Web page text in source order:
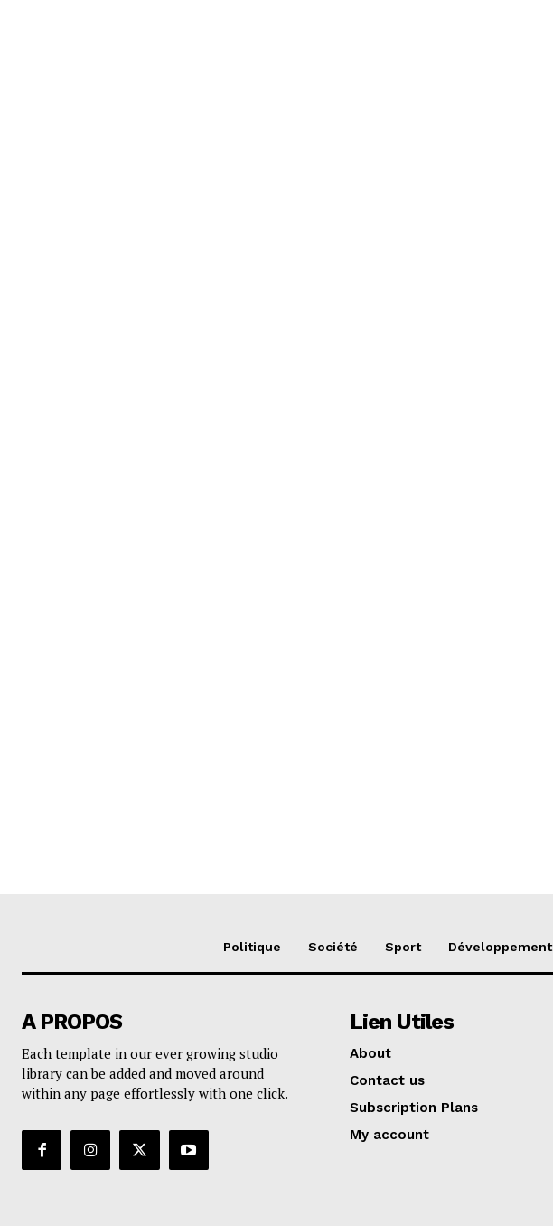
Politique Société Sport Développement
A PROPOS
Each template in our ever growing studio
library can be added and moved around
within any page effortlessly with one click.
Lien Utiles
About
Contact us
Subscription Plans
My account